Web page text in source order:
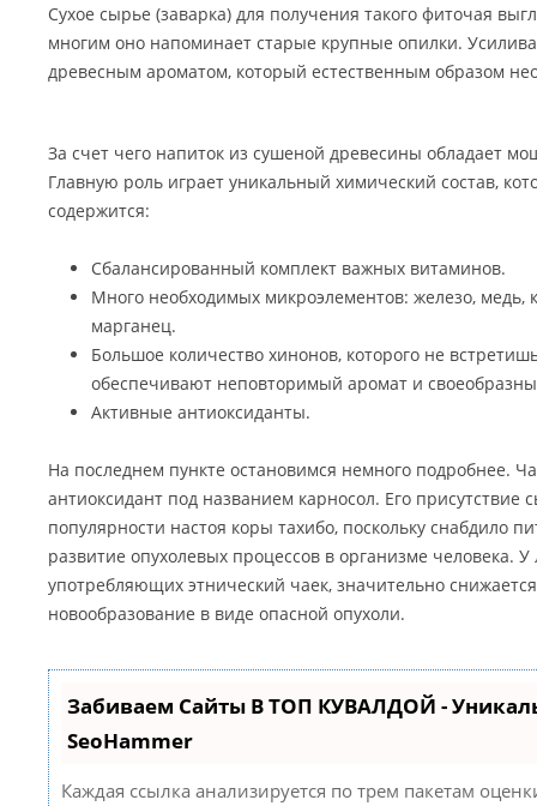
Сухое сырье (заварка) для получения такого фиточая
многим оно напоминает старые крупные опилки.
древесным ароматом, который естественным образом
За счет чего напиток из сушеной древесины обладает
Главную роль играет уникальный химический состав,
содержится:
Сбалансированный комплект важных витаминов.
Много необходимых микроэлементов: железо, медь,
марганец.
Большое количество хинонов, которого не
обеспечивают неповторимый аромат и
Активные антиоксиданты.
На последнем пункте остановимся немного подробнее.
антиоксидант под названием карносол. Его присутствие
популярности настоя коры тахибо, поскольку снабдило
развитие опухолевых процессов в организме человека.
употребляющих этнический чаек, значительно
новообразование в виде опасной опухоли.
Забиваем Сайты В ТОП КУВАЛДОЙ -
SeoHammer
Каждая ссылка анализируется по трем пакетам